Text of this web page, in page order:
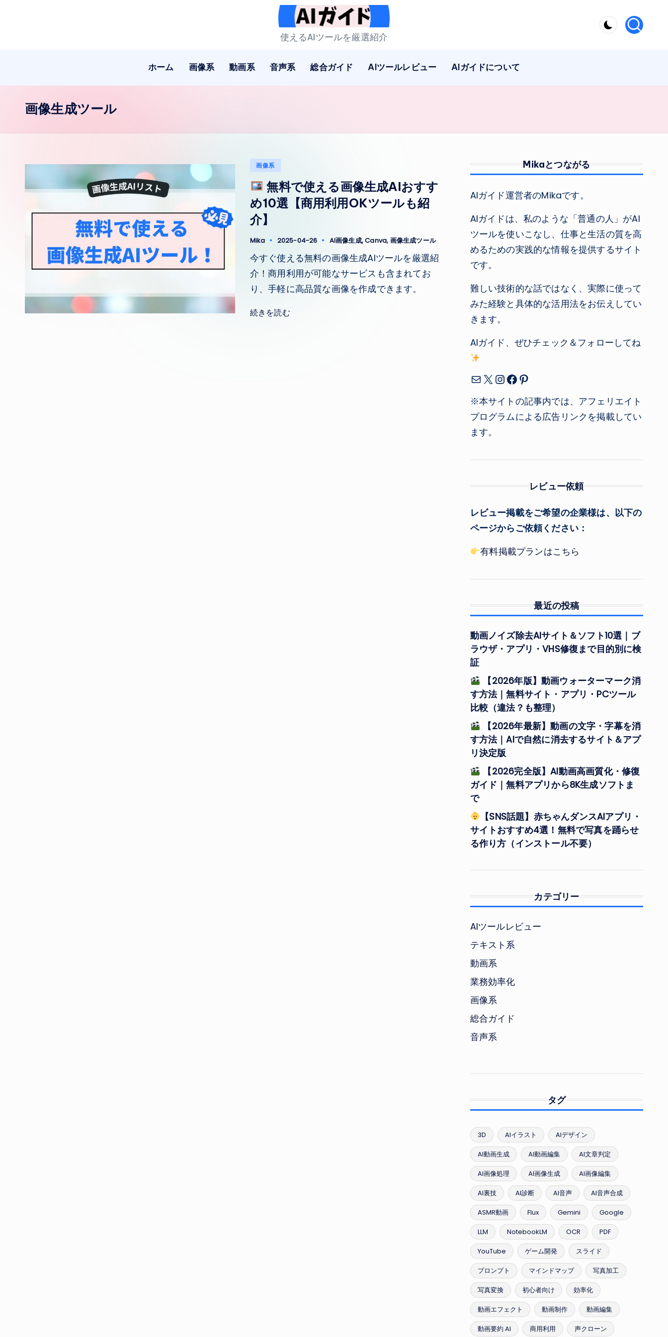
A
ガ
使えるAIツールを厳選紹介
ホーム 画像系 動画系 音声系 総合ガイド AIツールレビュー AIガイドについて
画像生成ツール
Posted
in
画像系
無料で使える画像生成AIおすす
め10選【商用利用OKツールも紹
介】
Posted
Mika 2025-04-26
Tags: AI画像生成,Canva, 画像生成ツール
今すぐ使える無料の画像生成AIツールを厳選紹
介！商用利用が可能なサービスも含まれてお
り、手軽に高品質な画像を作成できます。
続きを読む
Mikaとつながる
AIガイド運営者のMikaです。
AIガイドは、私のような「普通の人」がAI
ツールを使いこなし、仕事と生活の質を高
めるための実践的な情報を提供するサイト
です。
難しい技術的な話ではなく、実際に使って
みた経験と具体的な活用法をお伝えしてい
きます。
AIガイド、ぜひチェック＆フォローしてね
メールX Instagram
Facebook
Pinterest
※本サイトの記事内では、アフェリエイト
プログラムによる広告リンクを掲載してい
ます。
レビュー依頼
レビュー掲載をご希望の企業様は、以下の
ページからご依頼ください：
有料掲載プランはこちら
最近の投稿
動画ノイズ除去AIサイト＆ソフト10選｜ブ
ラウザ・アプリ・VHS修復まで目的別に検
証
【2026年版】動画ウォーターマーク消
す方法｜無料サイト・アプリ・PCツール
比較（違法？も整理）
【2026年最新】動画の文字・字幕を消
す方法｜AIで自然に消去するサイト＆アプ
リ決定版
【2026完全版】AI動画高画質化・修復
ガイド｜無料アプリから8K生成ソフトま
で
【SNS話題】赤ちゃんダンスAIアプリ・
サイトおすすめ4選！無料で写真を踊らせ
る作り方（インストール不要）
カテゴリー
AIツールレビュー
テキスト系
動画系
業務効率化
画像系
総合ガイド
音声系
タグ
3D AIイラスト AIデザイン
AI動画生成 AI動画編集 AI文章判定
AI画像処理 AI画像生成 AI画像編集
AI裏技 AI診断 AI音声 AI音声合成
ASMR動画 Flux Gemini Google
LLM NotebookLM OCR PDF
YouTube ゲーム開発 スライド
プロンプト マインドマップ 写真加工
写真変換 初心者向け 効率化
動画エフェクト 動画制作 動画編集
動画要約 AI 商用利用 声クローン